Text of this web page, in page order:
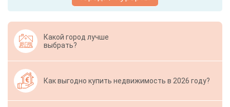
Какой город лучше
выбрать?
Как выгодно купить недвижимость в 2026 году?